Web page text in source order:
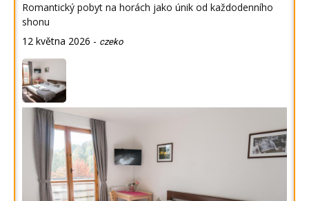
Romantický pobyt na horách jako únik od každodenního
shonu
12 května 2026 - czeko